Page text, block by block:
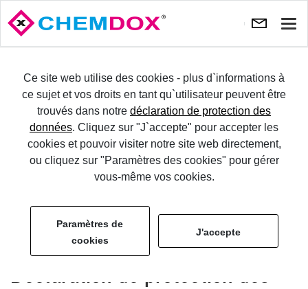
Ce site web utilise des cookies - plus d`informations à
ce sujet et vos droits en tant qu`utilisateur peuvent être
trouvés dans notre déclaration de protection des
données. Cliquez sur "J`accepte" pour accepter les
cookies et pouvoir visiter notre site web directement,
ou cliquez sur "Paramètres des cookies" pour gérer
vous-même vos cookies.
Paramètres de
cookies
J'accepte
ES­SAYER
CONNEC­TER
Avis de non-​
Dé­cla­ra­tion de pro­tec­tion des